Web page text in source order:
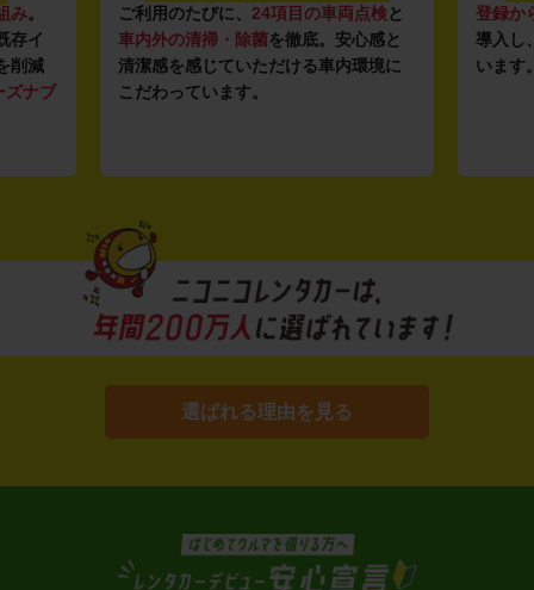
み。
存イ
削減
ズナブ
ご利用のたびに、 24項目の車両点検と
車内外の清掃・除菌を徹底。安心感と
清潔感を感じていただける車内環境に
こだわっています。
登録か
導入し
います
選ばれる理由を見る